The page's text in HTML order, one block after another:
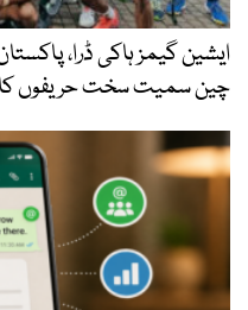
ایشین گیمز ہاکی ڈرا،
چین سمیت سخت حریفوں کا